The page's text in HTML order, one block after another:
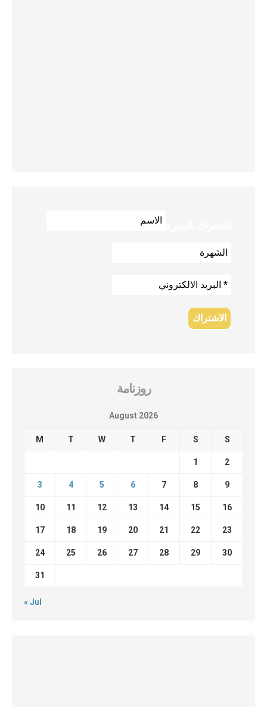
روزنامة
August 2026
M T W T F S S
1 2
3 4 5 6 7 8 9
10 11 12 13 14 15 16
17 18 19 20 21 22 23
24 25 26 27 28 29 30
31
« Jul